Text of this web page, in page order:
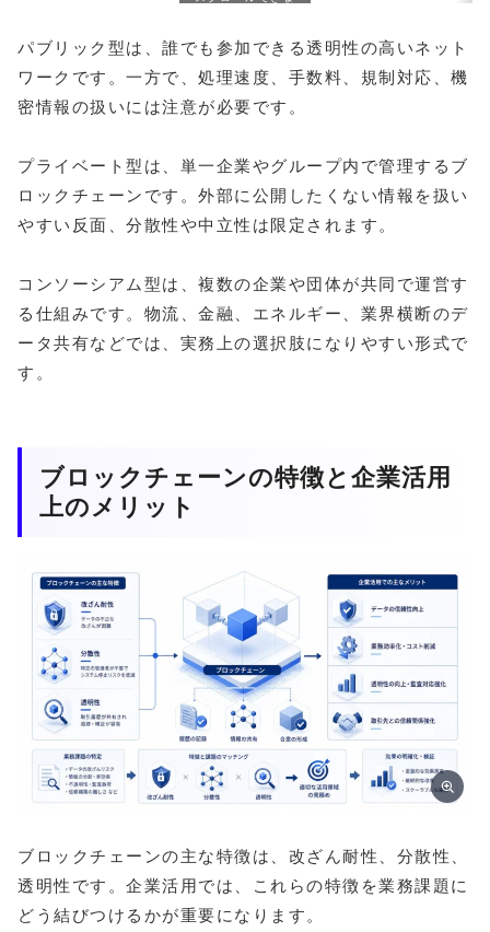
パブリック型は、誰でも参加できる透明性の高いネット
ワークです。一方で、処理速度、手数料、規制対応、機
密情報の扱いには注意が必要です。
プライベート型は、単一企業やグループ内で管理するブ
ロックチェーンです。外部に公開したくない情報を扱い
やすい反面、分散性や中立性は限定されます。
コンソーシアム型は、複数の企業や団体が共同で運営す
る仕組みです。物流、金融、エネルギー、業界横断のデ
ータ共有などでは、実務上の選択肢になりやすい形式で
す。
ブロックチェーンの特徴と企業活用
上のメリット
ブロックチェーンの主な特徴は、改ざん耐性、分散性、
透明性です。企業活用では、これらの特徴を業務課題に
どう結びつけるかが重要になります。